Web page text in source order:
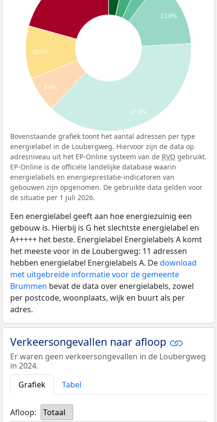
13,8%
10,3%
6,9%
37,9%
Bovenstaande grafiek toont het aantal adressen per type
energielabel in de Loubergweg. Hiervoor zijn de data op
adresniveau uit het EP-Online systeem van de RVO gebruikt.
EP-Online is de officiële landelijke database waarin
energielabels en energieprestatie-indicatoren van
gebouwen zijn opgenomen. De gebruikte data gelden voor
de situatie per 1 juli 2026.
Een energielabel geeft aan hoe energiezuinig een
gebouw is. Hierbij is G het slechtste energielabel en
A+++++ het beste. Energielabel Energielabels A komt
het meeste voor in de Loubergweg: 11 adressen
hebben energielabel Energielabels A. Dedownload
met uitgebreide informatie voor de gemeente
Brummen bevat de data over energielabels, zowel
per postcode, woonplaats, wijk en buurt als per
adres.
Verkeersongevallen naar afloop
Er waren geen verkeersongevallen in de Loubergweg
in 2024.
Grafiek
Tabel
Afloop: Totaal